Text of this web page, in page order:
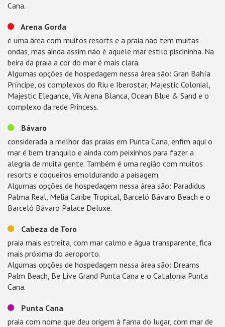
Cana.
Arena Gorda
é uma área com muitos resorts e a praia não tem muitas
ondas, mas ainda assim não é aquele mar estilo piscininha. Na
beira da praia a cor do mar é mais clara.
Algumas opções de hospedagem nessa área são: Gran Bahía
Príncipe, os complexos do Riu e Iberostar, Majestic Colonial,
Majestic Elegance, Vik Arena Blanca, Ocean Blue & Sand e o
complexo da rede Princess.
Bávaro
considerada a melhor das praias em Punta Cana, enfim aqui o
mar é bem tranquilo e ainda com peixinhos para fazer a
alegria de muita gente. Também é uma região com muitos
resorts e coqueiros emoldurando a paisagem.
Algumas opções de hospedagem nessa área são: Paradidus
Palma Real, Melia Caribe Tropical, Barceló Bávaro Beach e o
Barceló Bávaro Palace Deluxe.
Cabeza de Toro
praia mais estreita, com mar calmo e água transparente, fica
mais próxima do aeroporto.
Algumas opções de hospedagem nessa área são: Dreams
Palm Beach, Be Live Grand Punta Cana e o Catalonia Punta
Cana.
Punta Cana
praia com nome que deu origem à fama do lugar, com mar de